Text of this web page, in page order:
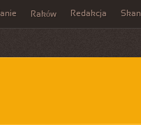
Raków Redakcja